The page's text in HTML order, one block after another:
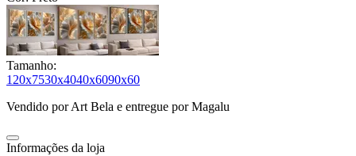
Tamanho:
120x7530x4040x6090x60
Vendido porArt Bela e entregue por Magalu
Informações da loja